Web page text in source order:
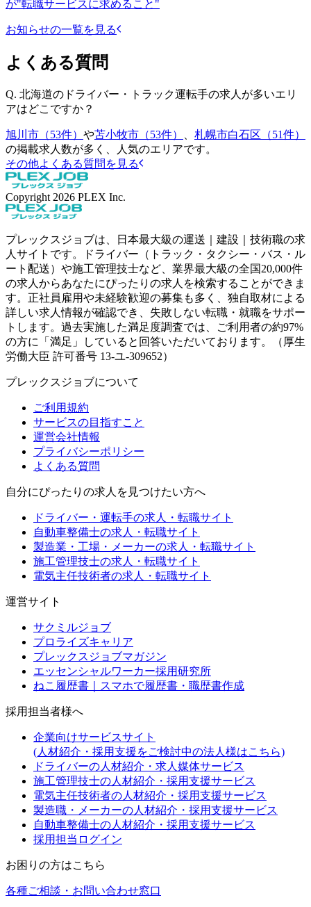
が"転職サービスに求めること"
お知らせの一覧を見る
よくある質問
Q. 北海道のドライバー・トラック運転手の求人が多いエリ
アはどこですか？
旭川市（53件） や苫小牧市（53件）
札幌市白石区（51件）
の掲載求人数が多く、人気のエリアです。
その他よくある質問を見る
Copyright 2026 PLEX Inc.
プレックスジョブは、日本最大級の運送｜建設｜技術職の求
人サイトです。ドライバー（トラック・タクシー・バス・ル
ート配送）や施工管理技士など、業界最大級の全国20,000件
の求人からあなたにぴったりの求人を検索することができま
す。正社員雇用や未経験歓迎の募集も多く、独自取材による
詳しい求人情報が確認でき、失敗しない転職・就職をサポー
トします。過去実施した満足度調査では、ご利用者の約97%
の方に「満足」していると回答いただいております。（厚生
労働大臣 許可番号 13-ユ-309652）
プレックスジョブについて
ご利用規約
サービスの目指すこと
運営会社情報
プライバシーポリシー
よくある質問
自分にぴったりの求人を見つけたい方へ
ドライバー・運転手の求人・転職サイト
自動車整備士の求人・転職サイト
製造業・工場・メーカーの求人・転職サイト
施工管理技士の求人・転職サイト
電気主任技術者の求人・転職サイト
運営サイト
サクミルジョブ
プロライズキャリア
プレックスジョブマガジン
エッセンシャルワーカー採用研究所
ねこ履歴書｜スマホで履歴書・職歴書作成
採用担当者様へ
企業向けサービスサイト
(人材紹介・採用支援をご検討中の法人様はこちら)
ドライバーの人材紹介・求人媒体サービス
施工管理技士の人材紹介・採用支援サービス
電気主任技術者の人材紹介・採用支援サービス
製造職・メーカーの人材紹介・採用支援サービス
自動車整備士の人材紹介・採用支援サービス
採用担当ログイン
お困りの方はこちら
各種ご相談・お問い合わせ窓口